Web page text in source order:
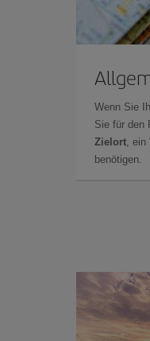
Wenn Sie
Sie für den
Zielort, ein
benötigen.